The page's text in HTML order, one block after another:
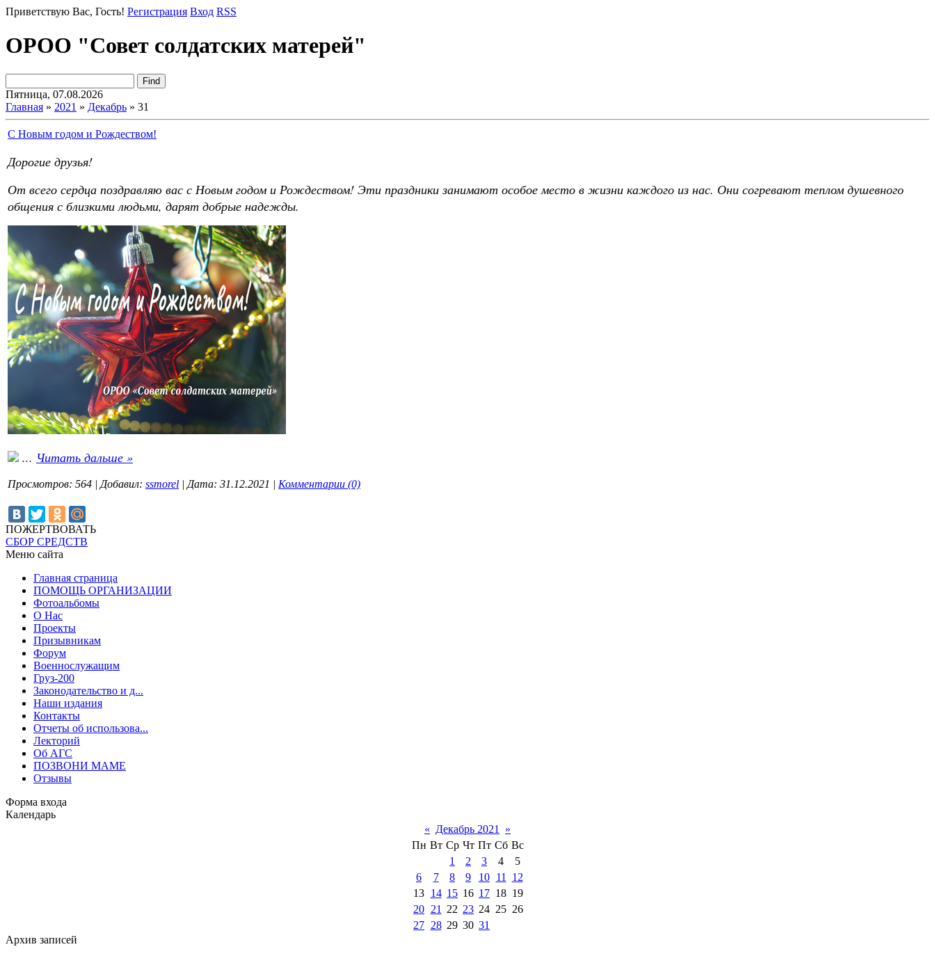
Приветствую Вас, Гость! Регистрация Вход RSS
ОРОО "Совет солдатских матерей"
Пятница, 07.08.2026
Главная » 2021 » Декабрь » 31
С Новым годом и Рождеством!
Дорогие друзья!
От всего сердца поздравляю вас с Новым годом и Рождеством! Эти праздники занимают особое место в жизни каждого из нас. Они согревают теплом душевного
общения с близкими людьми, дарят добрые надежды.
... Читать дальше »
Просмотров: 564 | Добавил: ssmorel | Дата: 31.12.2021 | Комментарии (0)
ПОЖЕРТВОВАТЬ
СБОР СРЕДСТВ
Меню сайта
Главная страница
ПОМОЩЬ ОРГАНИЗАЦИИ
Фотоальбомы
О Нас
Проекты
Призывникам
Форум
Военнослужащим
Груз-200
Законодательство и д...
Наши издания
Контакты
Отчеты об использова...
Лекторий
Об АГС
ПОЗВОНИ МАМЕ
Отзывы
Форма входа
Календарь
« Декабрь 2021
»
Пн Вт Ср Чт Пт Сб Вс
1
2 3 4
5
6
7 8 9 10 11
12
13 14 15 16 17 18 19
20 21 22 23 24 25 26
27 28 29 30 31
Архив записей